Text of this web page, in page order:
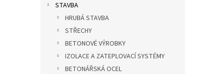
STAVBA
HRUBÁ STAVBA
STŘECHY
BETONOVÉ VÝROBKY
IZOLACE A ZATEPLOVACÍ SYSTÉMY
BETONÁŘSKÁ OCEL